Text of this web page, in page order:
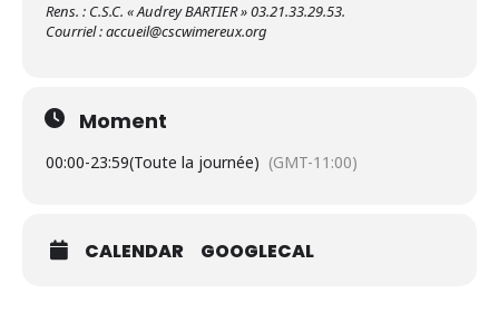
Rens. : C.S.C. « Audrey BARTIER » 03.21.33.29.53.
Courriel : accueil@cscwimereux.org
Moment
00:00-23:59(Toute la journée) (GMT-11:00)
CALENDAR GOOGLECAL